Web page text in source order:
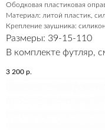
Ободковая пластиковая
Материал: литой пластик,
Крепление заушника: силикон
Размеры: 39-15-110
В комплекте футляр,
3 200 р.